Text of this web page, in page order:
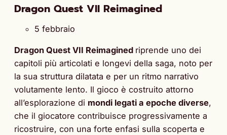
Dragon Quest VII Reimagined
5 febbraio
Dragon Quest VII Reimagined riprende uno dei
capitoli più articolati e longevi della saga, noto per
la sua struttura dilatata e per un ritmo narrativo
volutamente lento. Il gioco è costruito attorno
all’esplorazione di mondi legati a epoche diverse,
che il giocatore contribuisce progressivamente a
ricostruire, con una forte enfasi sulla scoperta e